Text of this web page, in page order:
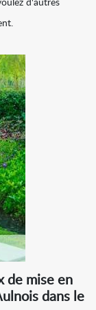
d'autres
de mise en
dans le